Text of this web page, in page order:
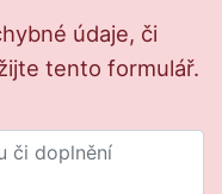
údaje, či
tento formulář.